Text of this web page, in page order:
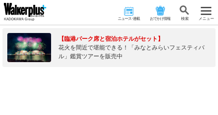
ニュース･連載 おでかけ情報 検 索 メニュー
【臨港パーク席と宿泊ホテルがセット】
花火を間近で堪能できる！「みなとみらいフェスティバ
ル」鑑賞ツアーを販売中